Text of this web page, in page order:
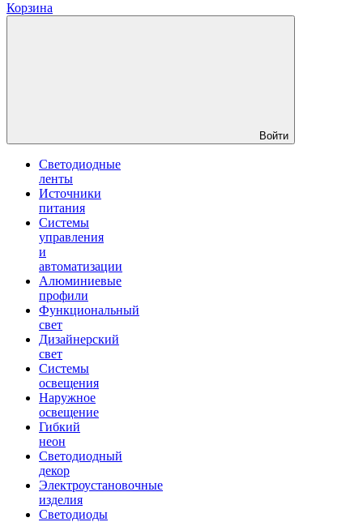
Корзина
Войти
Светодиодные
ленты
Источники
питания
Системы
управления
и
автоматизации
Алюминиевые
профили
Функциональный
свет
Дизайнерский
свет
Системы
освещения
Наружное
освещение
Гибкий
неон
Светодиодный
декор
Электроустановочные
изделия
Светодиоды